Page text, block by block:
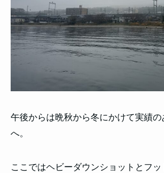
午後からは晩秋から冬にかけて実績
へ。
ここではヘビーダウンショットとフ